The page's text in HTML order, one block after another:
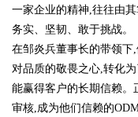
一家企业的精神,往往由
务实、坚韧、敢于挑战。
在邹炎兵董事长的带领下
对品质的敬畏之心,转化
能赢得客户的长期信赖
审核,成为他们信赖的